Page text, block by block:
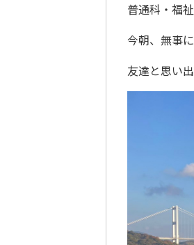
普通科・福
今朝、無事
友達と思い